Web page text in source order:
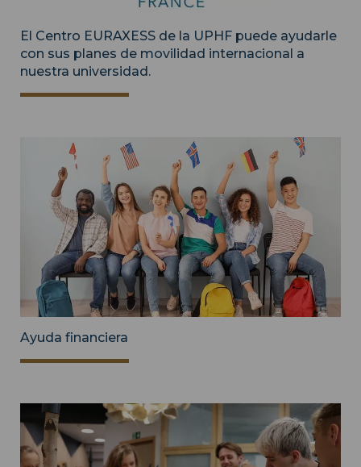
El Centro EURAXESS de la UPHF puede ayudarle
con sus planes de movilidad internacional a
nuestra universidad.
Ayuda financiera